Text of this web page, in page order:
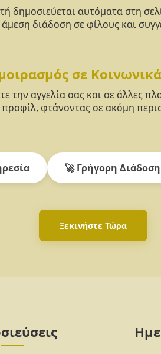
δημοσιεύεται αυτόματα στη
άμεση διάδοση σε φίλους και
σε
την αγγελία σας και σε άλλες
φτάνοντας σε ακόμη
🚀 Γρήγορη Διάδοση
Ξεκινήστε Τώρα